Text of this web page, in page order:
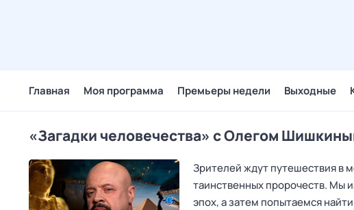
Главная Моя программа Премьеры недели Выходные
«Загадки человечества» с Олегом
Зрителей ждут путешествия в
таинственных пророчеств. Мы
эпох, а затем попытаемся